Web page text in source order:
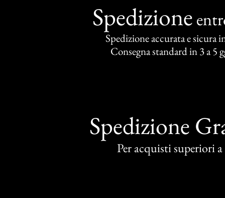
Spedizione
Spedizione accurata e sicura
Consegna standard in 3 a 5
Spedizione
Per acquisti superiori